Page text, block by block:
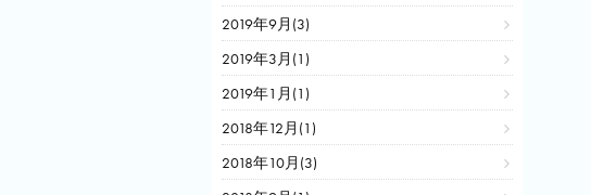
2019年9月(3)
2019年3月(1)
2019年1月(1)
2018年12月(1)
2018年10月(3)